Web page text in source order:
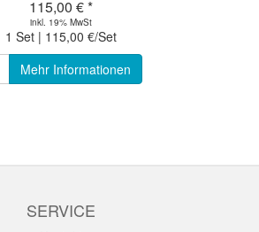
115,00 € *
inkl. 19% MwSt
1 Set | 115,00 €/Set
Mehr Informationen
SERVICE